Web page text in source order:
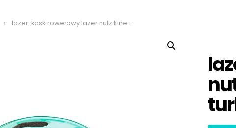
lazer: kask rowerowy lazer nutz kineticore, kolor turkusowy